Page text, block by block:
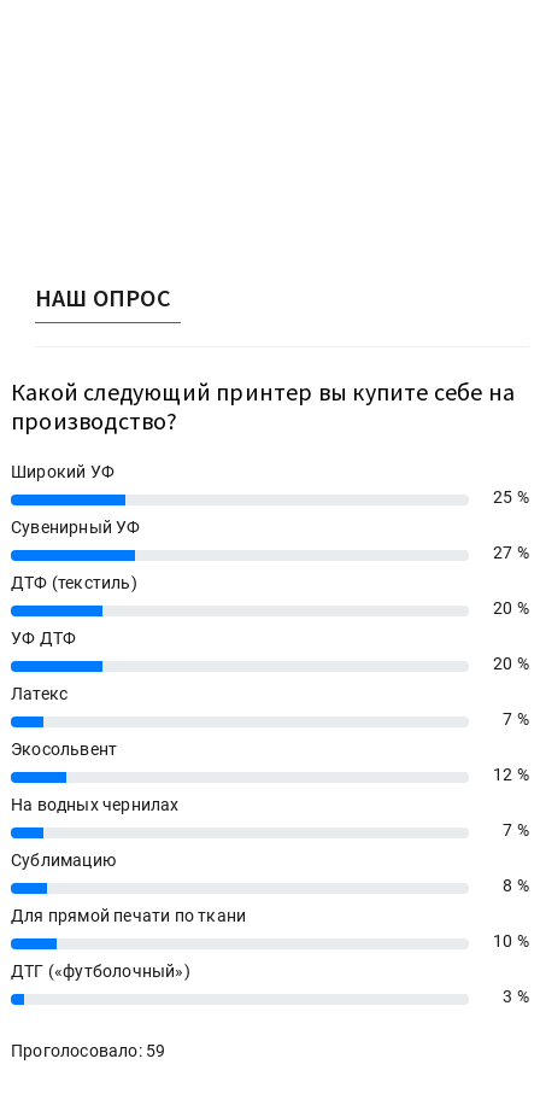
НАШ ОПРОС
Какой следующий принтер вы купите себе на
производство?
Широкий УФ
25%
25 %
Сувенирный УФ
27%
27 %
ДТФ (текстиль)
20%
20 %
УФ ДТФ
20%
20 %
Латекс
7%
7 %
Экосольвент
12%
12 %
На водных чернилах
7%
7 %
Сублимацию
8%
8 %
Для прямой печати по ткани
10%
10 %
ДТГ («футболочный»)
3% 3 %
Проголосовало: 59